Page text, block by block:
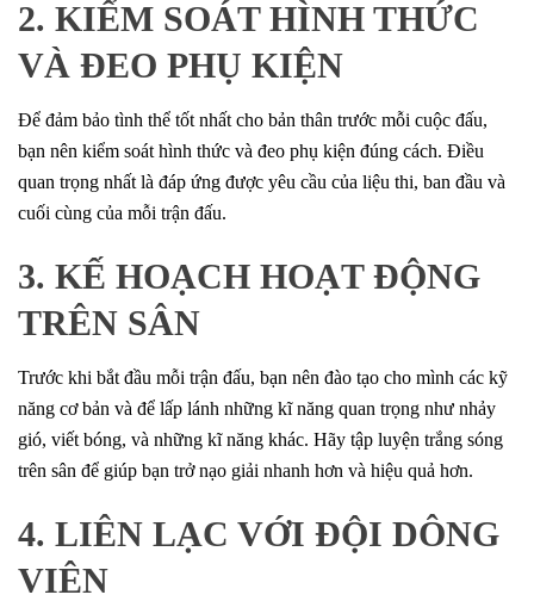
2. KIỂM SOÁT HÌNH THỨC
VÀ ĐEO PHỤ KIỆN
Để đảm bảo tình thể tốt nhất cho bản thân trước mỗi cuộc đấu,
bạn nên kiểm soát hình thức và đeo phụ kiện đúng cách. Điều
quan trọng nhất là đáp ứng được yêu cầu của liệu thi, ban đầu và
cuối cùng của mỗi trận đấu.
3. KẾ HOẠCH HOẠT ĐỘNG
TRÊN SÂN
Trước khi bắt đầu mỗi trận đấu, bạn nên đào tạo cho mình các kỹ
năng cơ bản và để lấp lánh những kĩ năng quan trọng như nhảy
gió, viết bóng, và những kĩ năng khác. Hãy tập luyện trắng sóng
trên sân để giúp bạn trở nạo giải nhanh hơn và hiệu quả hơn.
4. LIÊN LẠC VỚI ĐỘI DÔNG
VIÊN